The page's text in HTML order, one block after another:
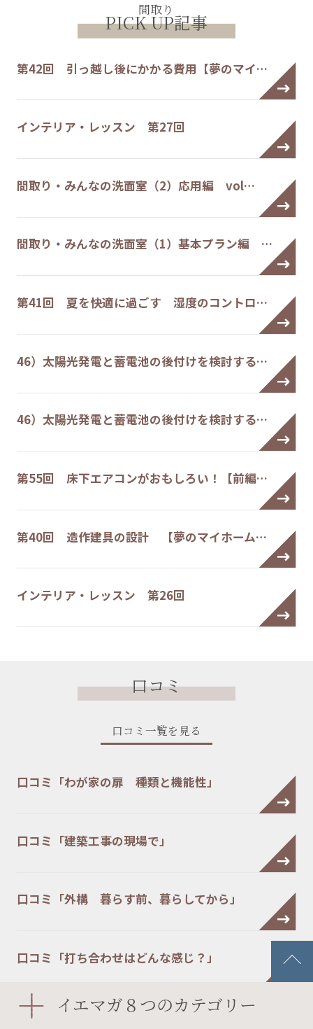
間取り
PICK UP記事
第42回 引っ越し後にかかる費用【夢のマイ…
インテリア・レッスン 第27回
間取り・みんなの洗面室（2）応用編 vol…
間取り・みんなの洗面室（1）基本プラン編 …
第41回 夏を快適に過ごす 湿度のコントロ…
46）太陽光発電と蓄電池の後付けを検討する…
46）太陽光発電と蓄電池の後付けを検討する…
第55回 床下エアコンがおもしろい！【前編…
第40回 造作建具の設計 【夢のマイホーム…
インテリア・レッスン 第26回
口コミ
口コミ一覧を見る
口コミ「わが家の扉 種類と機能性」
口コミ「建築工事の現場で」
口コミ「外構 暮らす前、暮らしてから」
口コミ「打ち合わせはどんな感じ？」
口コミ「建築業者の選び方」
イエマガ８つのカテゴリー